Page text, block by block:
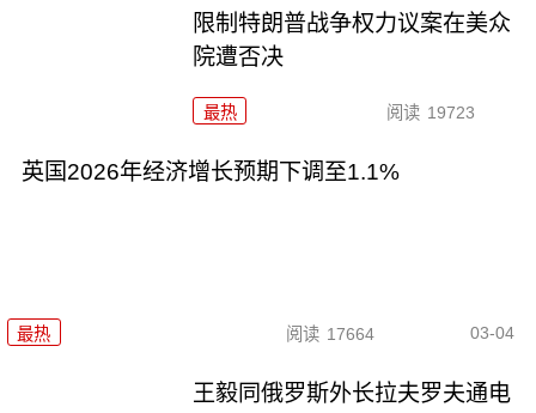
限制特朗普战争权力议案在美众
院遭否决
最热 阅读 19723
英国2026年经济增长预期下调至1.1%
最热 阅读 17664 03-04
王毅同俄罗斯外长拉夫罗夫通电